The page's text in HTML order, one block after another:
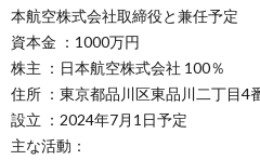
本航空株式会社取締役と兼任予定
資本金 ：1000万円
株主 ：日本航空株式会社 100％
住所 ：東京都品川区東品川二丁目4
設立 ：2024年7月1日予定
主な活動：